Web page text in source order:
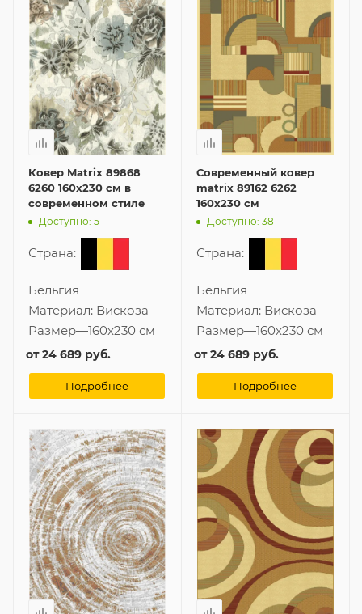
Ковер Matrix 89868
6260 160x230 см в
современном стиле
Доступно: 5
Страна:
Бельгия
Материал: Вискоза
Размер—160x230 см
от24 689 руб.
Подробнее
Современный ковер
matrix 89162 6262
160x230 см
Доступно: 38
Страна:
Бельгия
Материал: Вискоза
Размер—160x230 см
от24 689 руб.
Подробнее